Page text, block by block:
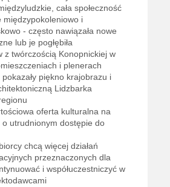
cała społeczność
międzypokoleniowo i
- często nawiązała nowe
lub je pogłębiła
z twórczością Konopnickiej w
i plenerach
piękno krajobrazu i
Lidzbarka
oferta kulturalna na
o utrudnionym dostępie do
chcą więcej działań
przeznaczonych dla
i współuczestniczyć w